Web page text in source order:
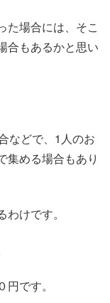
た場合には、そこ
合もあるかと思い
などで、1人のお
集める場合もあり
けです。
です。